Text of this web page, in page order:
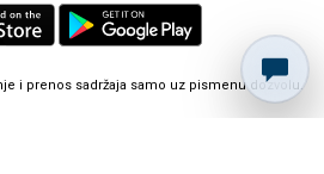
i prenos sadržaja samo uz pismenu dozvolu.